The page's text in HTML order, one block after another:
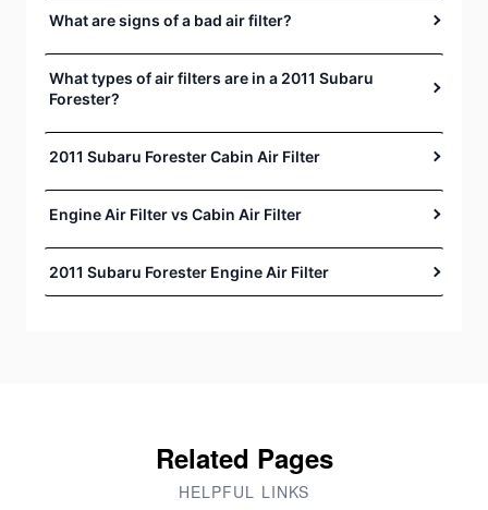
What are signs of a bad air filter?
What types of air filters are in a 2011 Subaru
Forester?
2011 Subaru Forester Cabin Air Filter
Engine Air Filter vs Cabin Air Filter
2011 Subaru Forester Engine Air Filter
Related Pages
HELPFUL LINKS